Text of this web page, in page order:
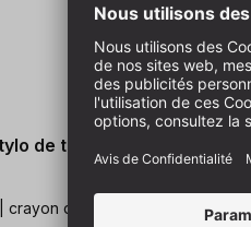
de tailleur de pierre
crayon de tailleur de pierre inclus